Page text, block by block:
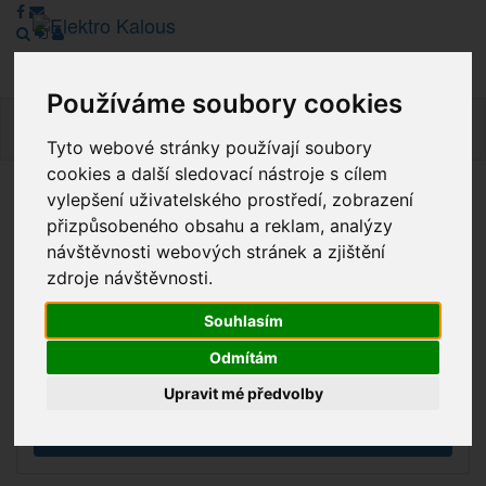
Používáme soubory cookies
Tyto webové stránky používají soubory
cookies a další sledovací nástroje s cílem
vylepšení uživatelského prostředí, zobrazení
přizpůsobeného obsahu a reklam, analýzy
návštěvnosti webových stránek a zjištění
zdroje návštěvnosti.
Souhlasím
Odmítám
Upravit mé předvolby
Vážení zákazníci, v tuto chvíli je Náš internetový obchod v
režimu Katalogu. Objednávky on-line nyní nelze vyřídit.
Děkujeme za pochopení.
Výprodej